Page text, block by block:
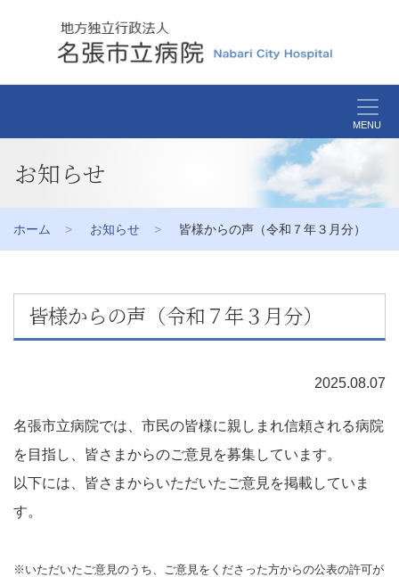
MENU
お知らせ
ホーム お知らせ 皆様からの声（令和７年３月分）
皆様からの声（令和７年３月分）
2025.08.07
名張市立病院では、市民の皆様に親しまれ信頼される病院
を目指し、皆さまからのご意見を募集しています。
以下には、皆さまからいただいたご意見を掲載していま
す。
※いただいたご意見のうち、ご意見をくださった方からの公表の許可が